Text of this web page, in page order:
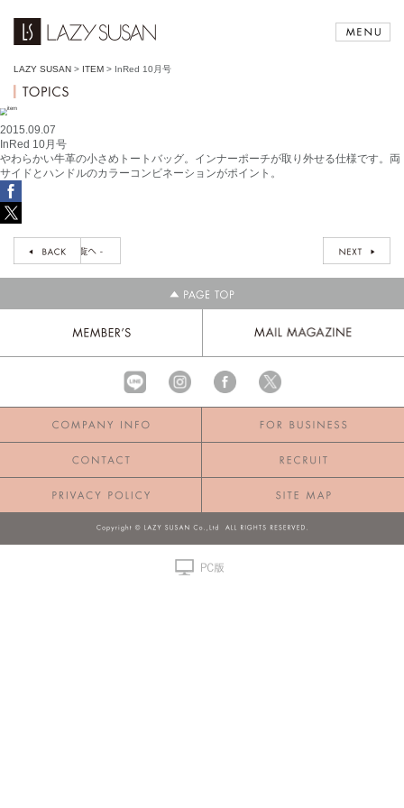
LAZY SUSAN > ITEM > InRed 10月号
2015.09.07
InRed 10月号
やわらかい牛革の小さめトートバッグ。インナーポーチが取り外せる仕様です。両
サイドとハンドルのカラーコンビネーションがポイント。